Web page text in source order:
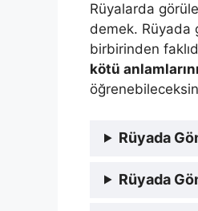
Rüyalarda
demek. Rüyada
birbirinden
kötü anlamlarını
Rüyada
Rüyada